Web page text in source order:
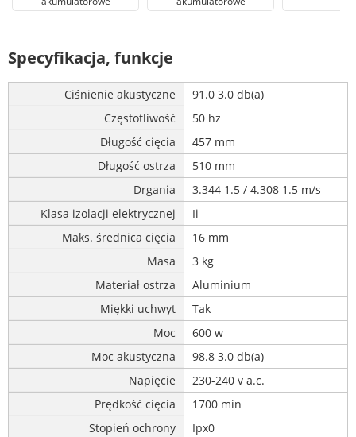
Specyfikacja, funkcje
Ciśnienie akustyczne
91.0 3.0 db(a)
Częstotliwość
50 hz
Długość cięcia
457 mm
Długość ostrza
510 mm
Drgania
3.344 1.5 / 4.308 1.5 m/s
Klasa izolacji elektrycznej
Ii
Maks. średnica cięcia
16 mm
Masa
3 kg
Materiał ostrza
Aluminium
Miękki uchwyt
Tak
Moc
600 w
Moc akustyczna
98.8 3.0 db(a)
Napięcie
230-240 v a.c.
Prędkość cięcia
1700 min
Stopień ochrony
Ipx0